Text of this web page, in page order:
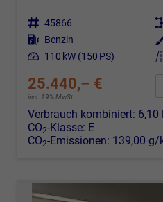
Fahrzeugnr. 45866
Kraftstoff Benzin
Leistung 110 kW (150 PS)
25.440,– €
incl. 19% MwSt.
Verbrauch kombiniert: 6,10
CO2-Klasse: E
CO2-Emissionen: 139,00 g/